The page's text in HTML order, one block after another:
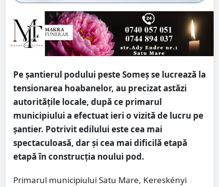
Pe șantierul podului peste Someș se lucrează la
tensionarea hoabanelor, au precizat astăzi
autoritățile locale, după ce primarul
municipiului a efectuat ieri o vizită de lucru pe
șantier. Potrivit edilului este cea mai
spectaculoasă, dar și cea mai dificilă etapă
etapă în construcția noului pod.
Primarul municipiului Satu Mare, Kereskényi